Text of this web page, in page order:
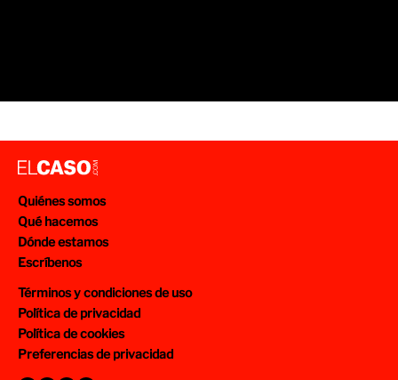
Quiénes somos
Qué hacemos
Dónde estamos
Escríbenos
Términos y condiciones de uso
Política de privacidad
Política de cookies
Preferencias de privacidad